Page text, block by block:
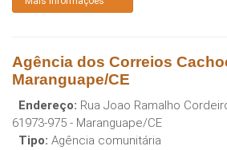
Agência dos Correios
Maranguape/CE
Endereço: Rua Joao Ramalho
61973-975 - Maranguape/CE
Tipo: Agência comunitária